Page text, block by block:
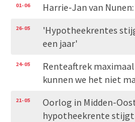
01-06 Harrie-Jan van
26-05
'Hypotheekrentes
een jaar'
24-05
Renteaftrek
kunnen we het niet
21-05
Oorlog in Midden-
hypotheekrente stijgt